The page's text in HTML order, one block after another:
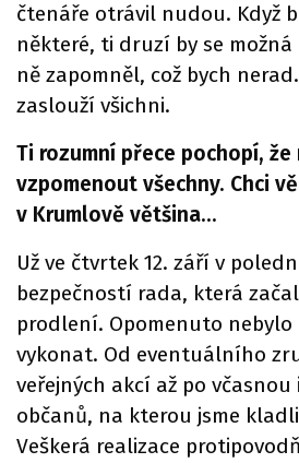
čtenáře otrávil nudou. Když
některé, ti druzí by se možná
ně zapomněl, což bych
zaslouží všichni.
Ti rozumní přece pochopí, že
vzpomenout všechny. Chci
v Krumlově většina...
Už ve čtvrtek 12. září v
bezpečností rada, která
prodlení. Opomenuto nebylo
vykonat. Od eventuálního
veřejných akcí až po
občanů, na kterou jsme
Veškerá realizace